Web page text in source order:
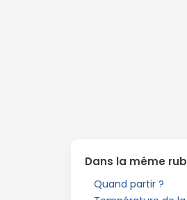
Dans la même
Quand partir ?